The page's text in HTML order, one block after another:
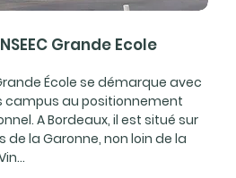
Grande Ecole
École se démarque avec
campus au positionnement
A Bordeaux, il est situé sur
de la Garonne, non loin de la